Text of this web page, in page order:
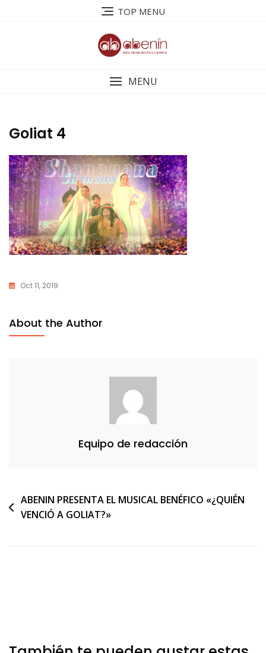
TOP MENU
MENU
Goliat 4
Oct 11, 2019
About the Author
Equipo de redacción
Navegación
de
ABENIN PRESENTA EL MUSICAL BENÉFICO «¿QUIÉN
VENCIÓ A GOLIAT?»